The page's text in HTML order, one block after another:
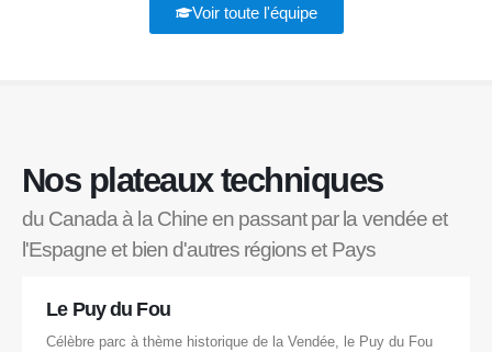
Voir toute l'équipe
Nos plateaux techniques
du Canada à la Chine en passant par la vendée et
l'Espagne et bien d'autres régions et Pays
Le Puy du Fou
Célèbre parc à thème historique de la Vendée, le Puy du Fou